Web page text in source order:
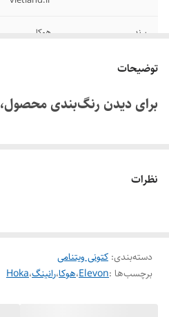
برند هوکا
مدل
ساخت کشور
توضیحات
برای دیدن رنگ‌بندی محصول،
نظرات
دسته‌بندی: کتونی ویتنامی
برچسب‌ها :Elevon،هوکا،رانینگ،Hoka